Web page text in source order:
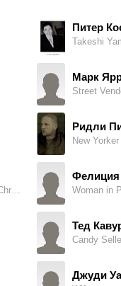
Rhinette / Krinkle Kid #5 (в титрах: Christy Artran)
Питер
Takeshi
Марк
Street
Ридли
Фелиция
Тед
Candy
Джуди